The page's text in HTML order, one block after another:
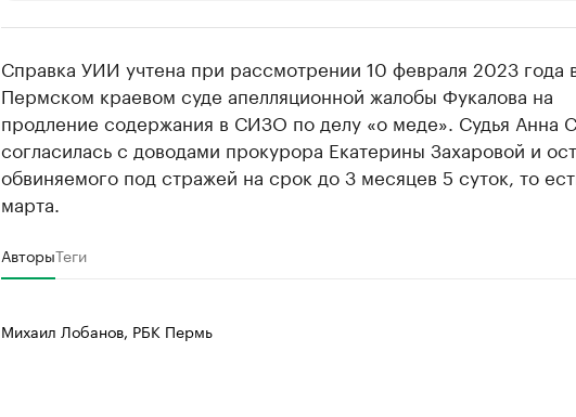
Крупнейшие производители и продавцы медийной
Ознакомьтесь с информацией в каталоге
Справка УИИ учтена при рассмотрении 10 февраля 2023 года
Пермском краевом суде апелляционной жалобы Фукалова на
продление содержания в СИЗО по делу «о меде». Судья Анна
согласилась с доводами прокурора Екатерины Захаровой и
обвиняемого под стражей на срок до 3 месяцев 5 суток, то
марта.
АвторыТеги
Михаил Лобанов, РБК Пермь